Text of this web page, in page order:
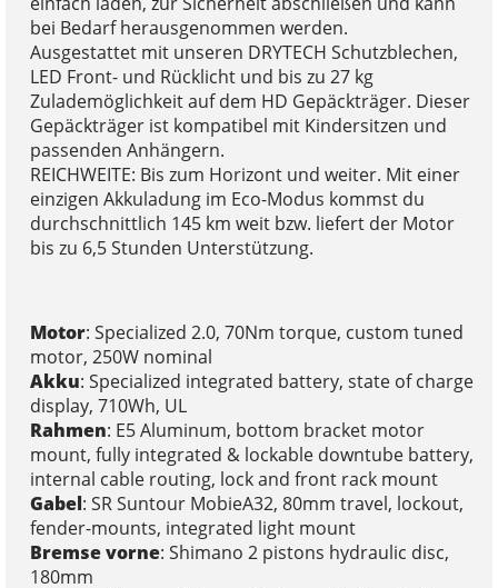
bei Bedarf herausgenommen werden.
Ausgestattet mit unseren DRYTECH Schutzblechen,
LED Front- und Rücklicht und bis zu 27 kg
Zulademöglichkeit auf dem HD Gepäckträger. Dieser
Gepäckträger ist kompatibel mit Kindersitzen und
passenden Anhängern.
REICHWEITE: Bis zum Horizont und weiter. Mit einer
einzigen Akkuladung im Eco-Modus kommst du
durchschnittlich 145 km weit bzw. liefert der Motor
bis zu 6,5 Stunden Unterstützung.
Motor: Specialized 2.0, 70Nm torque, custom tuned
motor, 250W nominal
Akku: Specialized integrated battery, state of charge
display, 710Wh, UL
Rahmen: E5 Aluminum, bottom bracket motor
mount, fully integrated & lockable downtube battery,
internal cable routing, lock and front rack mount
Gabel: SR Suntour MobieA32, 80mm travel, lockout,
fender-mounts, integrated light mount
Bremse vorne: Shimano 2 pistons hydraulic disc,
180mm